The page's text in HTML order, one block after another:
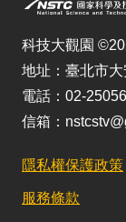
科技大觀園
地址：臺北市
電話：02-
信箱：
隱私權保護政策
服務條款